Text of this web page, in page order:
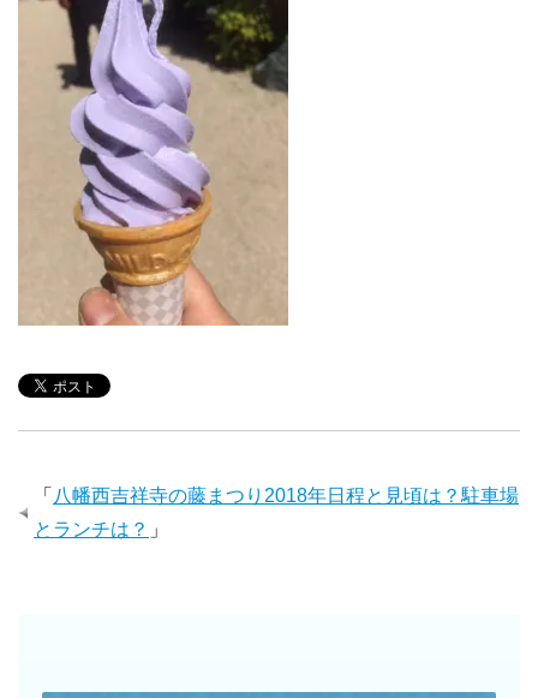
「 八幡西吉祥寺の藤まつり2018年日程と見頃は？駐車場
とランチは？ 」